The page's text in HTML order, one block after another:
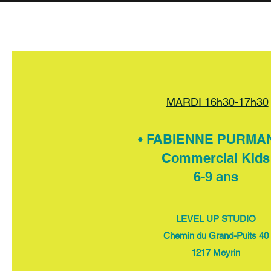
MARDI 16h30-17h30
• FABIENNE
Commercial Kids
6-9 ans
LEVEL UP STUDIO
Chemin du Grand-Puits 40
1217 Meyrin